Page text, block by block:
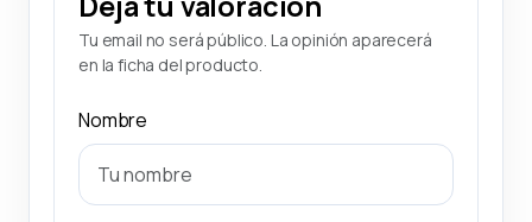
Tu email no será público. La opinión aparecerá
en la ficha del producto.
Nombre